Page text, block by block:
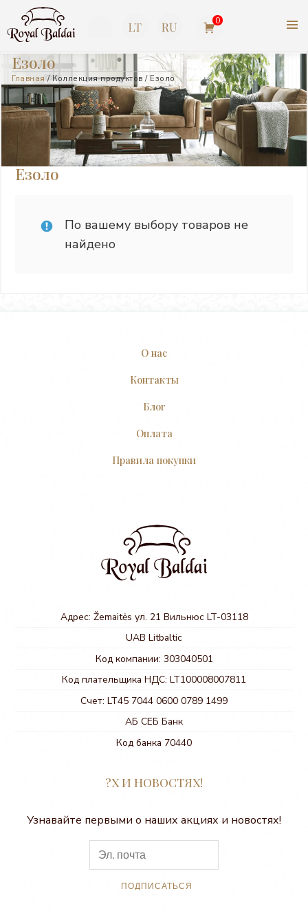
Перейти
содержимому
КОРОЛЕВСКАЯ МЕБЕЛЬ |
АМЕРИКАНСКАЯ МЕБЕЛЬ
ASHLEY
+370
623
77727
0
Езоло
Главная / Коллекция продуктов / Езоло
Езоло
По вашему выбору товаров не
найдено
О нас
Контакты
Блог
Оплата
Правила покупки
Адрес: Žemaitės ул. 21 Вильнюс LT-03118
UAB Litbaltic
Код компании: 303040501
Код плательщика НДС: LT100008007811
Счет: LT45 7044 0600 0789 1499
АБ СЕБ Банк
Код банка 70440
?Х И НОВОСТЯХ!
Узнавайте первыми о наших акциях и новостях!